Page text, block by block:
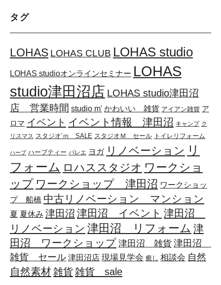
タグ
LOHAS LOHAS CLUB LOHAS studio
LOHAS studioオンラインセミナー LOHAS
studio津田沼店 LOHAS studio津田沼
店 営業時間 studio m' かわいい 雑貨 アイアン雑貨 ア
ロマ イベント イベント情報 津田沼 キャンプ ク
リスマス
スタジオ’ｍ SALE スタジオＭ セール トイレリフォーム
ハーブ ハーブティー バレエ ヨガ リノベーション リ
フォーム ロハススタジオ ワークショ
ップ ワークショップ 津田沼 ワークショッ
プ 船橋 中古リノベーション マンション
夏 夏休み 津田沼 津田沼 イベント 津田沼
リノベーション 津田沼 リフォーム 津
田沼 ワークショップ津田沼 雑貨津田沼
雑貨 セール 津田沼店 現場見学会 癒し 相談会 自然
自然素材雑貨雑貨 sale